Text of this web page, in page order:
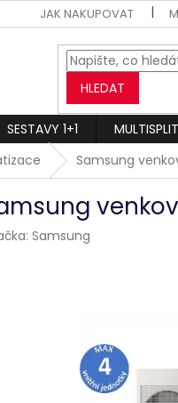
JAK NAKUPOVAT
HLEDAT
SESTAVY 1+1 MULTISPLIT
Samsung
Samsung